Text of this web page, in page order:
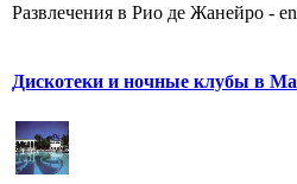
Развлечения в Рио де Жанейро -
Дискотеки и ночные клубы в